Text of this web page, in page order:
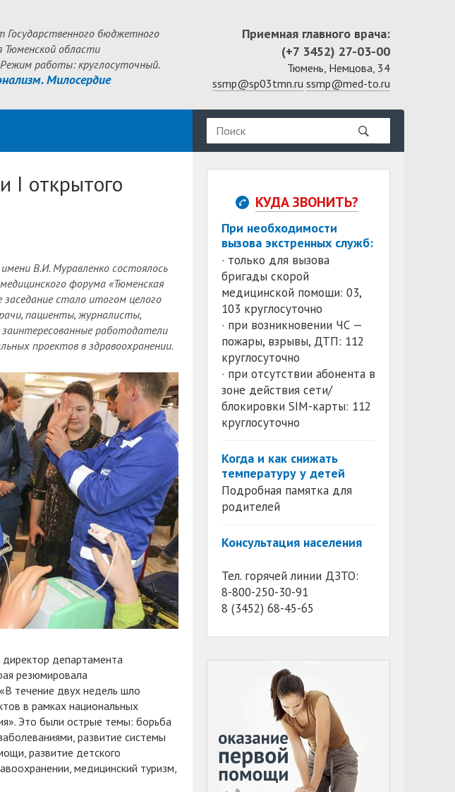
бюджетного
Тюменской области
работы: круглосуточный.
Милосердие
Приемная главного врача:
(+7 3452) 27-03-00
Тюмень, Немцова, 34
ssmp@sp03tmn.ru ssmp@med-to.ru
I открытого
В.И. Муравленко состоялось
форума «Тюменская
стало итогом целого
пациенты, журналисты,
работодатели
проектов в здравоохранении.
департамента
резюмировала
течение двух недель шло
в рамках национальных
Это были острые темы: борьба
развитие системы
развитие детского
медицинский туризм,
КУДА ЗВОНИТЬ?
При необходимости
вызова экстренных служб:
· только для вызова
бригады скорой
медицинской помощи: 03,
103 круглосуточно
· при возникновении ЧС —
пожары, взрывы, ДТП: 112
круглосуточно
· при отсутствии абонента в
зоне действия сети/
блокировки SIM-карты: 112
круглосуточно
Когда и как снижать
температуру у детей
Подробная памятка для
родителей
Консультация населения
Тел. горячей линии ДЗТО:
8-800-250-30-91
8 (3452) 68-45-65